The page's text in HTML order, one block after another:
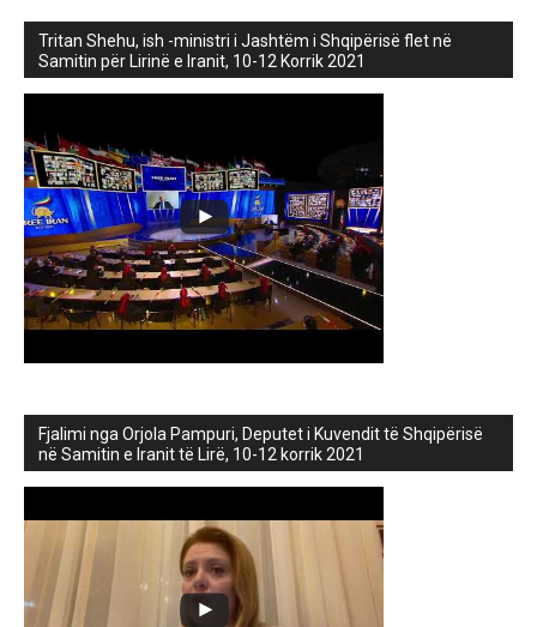
Tritan Shehu, ish -ministri i Jashtëm i Shqipërisë flet në
Samitin për Lirinë e Iranit, 10-12 Korrik 2021
Fjalimi nga Orjola Pampuri, Deputet i Kuvendit të Shqipërisë
në Samitin e Iranit të Lirë, 10-12 korrik 2021